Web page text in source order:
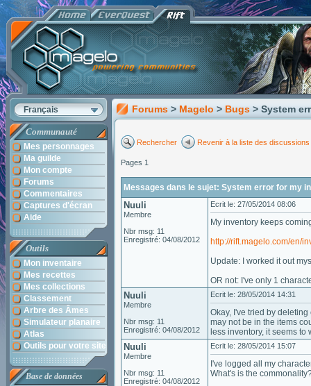
Français
Communauté
Mes personnages
Ma guilde
Mon compte
Forums
Commentaires
Captures d'écran
Aide
Outils
Mon inventaire
Mes recettes
Mes collections
Classement
Arbre des Âmes
Simulateur planaire
Atlas
Outils pour votre site
Base de données
Forums > Magelo > Bugs > System
Rechercher Revenir à la liste des discussions
Pages 1
Messages dans le sujet: System error for my
Nuuli
Membre
Nbr msg: 11
Enregistré: 04/08/2012
Ecrit le: 27/05/2014 08:06
My inventory keeps
http://rift.magelo.com/en/
Update: I worked it out
OR not: I've only 1
Nuuli
Membre
Nbr msg: 11
Enregistré: 04/08/2012
Ecrit le: 28/05/2014 14:31
Okay, I've tried by
may not be in the items
less inventory, it seems to
Nuuli
Membre
Nbr msg: 11
Enregistré: 04/08/2012
Ecrit le: 28/05/2014 15:07
I've logged all my
What's is the